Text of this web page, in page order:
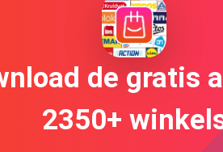
de gratis
2350+